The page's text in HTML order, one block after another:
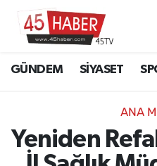
GÜNDEM SİYASET
ANA
Yeniden
SİYASET
SPOR
EKONOMİ
Manisa Hava
Manisa Namaz
Manisa Trafik